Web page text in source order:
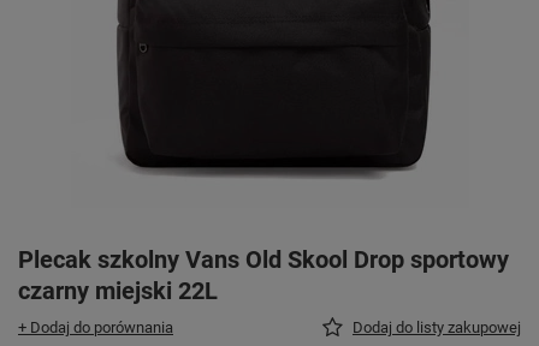
Plecak szkolny Vans Old Skool Drop sportowy
czarny miejski 22L
+ Dodaj do porównania Dodaj do listy zakupowej